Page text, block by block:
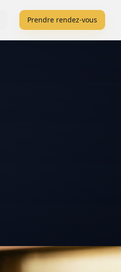
Prendre rendez-vous